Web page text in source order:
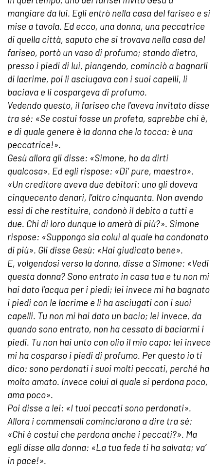
mangiare da lui. Egli entrò nella casa del fariseo e si
mise a tavola. Ed ecco, una donna, una peccatrice
di quella città, saputo che si trovava nella casa del
fariseo, portò un vaso di profumo; stando dietro,
presso i piedi di lui, piangendo, cominciò a bagnarli
di lacrime, poi li asciugava con i suoi capelli, li
baciava e li cospargeva di profumo.
Vedendo questo, il fariseo che l’aveva invitato disse
tra sé: «Se costui fosse un profeta, saprebbe chi è,
e di quale genere è la donna che lo tocca: è una
peccatrice!».
Gesù allora gli disse: «Simone, ho da dirti
qualcosa». Ed egli rispose: «Di’ pure, maestro».
«Un creditore aveva due debitori: uno gli doveva
cinquecento denari, l’altro cinquanta. Non avendo
essi di che restituire, condonò il debito a tutti e
due. Chi di loro dunque lo amerà di più?». Simone
rispose: «Suppongo sia colui al quale ha condonato
di più». Gli disse Gesù: «Hai giudicato bene».
E, volgendosi verso la donna, disse a Simone: «Vedi
questa donna? Sono entrato in casa tua e tu non mi
hai dato l’acqua per i piedi; lei invece mi ha bagnato
i piedi con le lacrime e li ha asciugati con i suoi
capelli. Tu non mi hai dato un bacio; lei invece, da
quando sono entrato, non ha cessato di baciarmi i
piedi. Tu non hai unto con olio il mio capo; lei invece
mi ha cosparso i piedi di profumo. Per questo io ti
dico: sono perdonati i suoi molti peccati, perché ha
molto amato. Invece colui al quale si perdona poco,
ama poco».
Poi disse a lei: «I tuoi peccati sono perdonati».
Allora i commensali cominciarono a dire tra sé:
«Chi è costui che perdona anche i peccati?». Ma
egli disse alla donna: «La tua fede ti ha salvata; va’
in pace!».